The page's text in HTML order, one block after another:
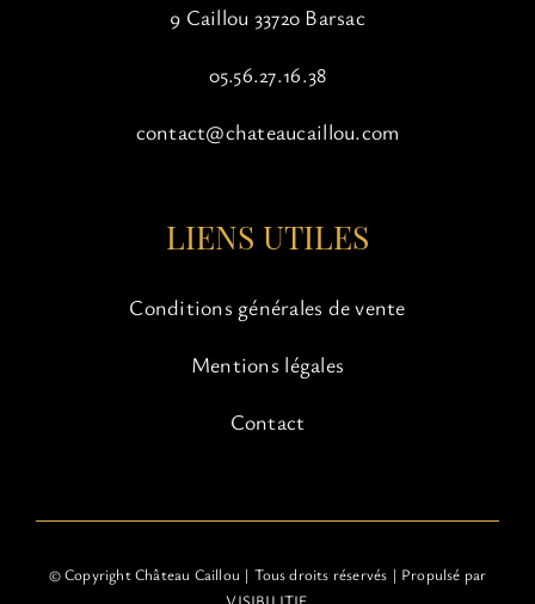
9 Caillou 33720 Barsac
05.56.27.16.38
contact@chateaucaillou.com
LIENS UTILES
Conditions générales de vente
Mentions légales
Contact
© Copyright Château Caillou | Tous droits réservés | Propulsé par